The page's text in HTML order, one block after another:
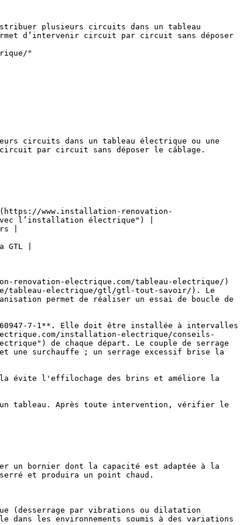
plusieurs circuits dans un tableau
d’intervenir circuit par circuit sans déposer
"
circuits dans un tableau électrique ou une
par circuit sans déposer le câblage.
www.installation-renovation-
l’installation électrique") |
|
|
renovation-electrique.com/tableau-electrique/)
tableau-electrique/gtl/gtl-tout-savoir/). Le
permet de réaliser un essai de boucle de
60947-7-1**. Elle doit être installée à intervalles
installation-electrique/conseils-
de chaque départ. Le couple de serrage
une surchauffe ; un serrage excessif brise la
évite l'effilochage des brins et améliore la
un bornier dont la capacité est adaptée à la
et produira un point chaud.
(desserrage par vibrations ou dilatation
les environnements soumis à des variations